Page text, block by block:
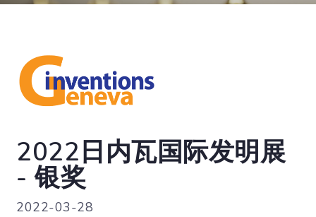
2022日内瓦国际发明展
- 银奖
2022-03-28